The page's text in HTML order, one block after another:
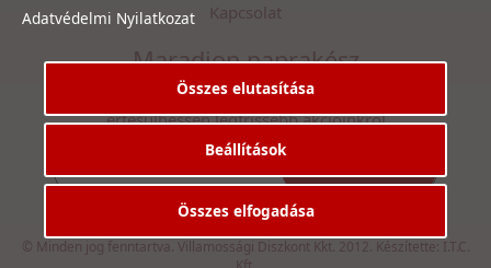
Kapcsolat
Maradjon naprakész
Íratkozzon fel hírlevelünkre, hogy első kézből
értesülhessen legfrissebb akcióinkról
Elfogadom azAdatvédelmi Nyilatkozat
© Minden jog fenntartva. Villamossági Diszkont Kkt. 2012. Készítette: I.T.C.
Adatvédelmi Nyilatkozat
Összes elutasítása
Beállítások
Összes elfogadása